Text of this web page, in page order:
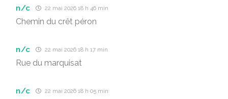
n/c 22 mai 2026 18 h 46 min
Chemin du crêt péron
n/c 22 mai 2026 18 h 17 min
Rue du marquisat
n/c 22 mai 2026 18 h 05 min